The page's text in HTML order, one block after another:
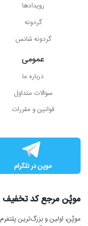
رویدادها
گردونه
گردونه شانس
عمومی
درباره ما
سوالات متداول
قوانین و مقررات
موپُن مرجع کد تخفیف
موپُن، اولین و بزرگ‌ترین